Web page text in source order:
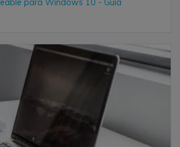
para Windows 10 - Guía